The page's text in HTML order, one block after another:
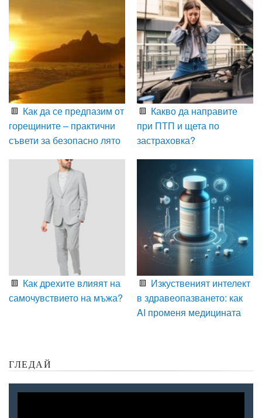
Как да се предпазим от
горещините – практични
съвети за безопасно лято
Какво да направите
при ПТП и щета по
застраховка?
Как дрехите влияят на
самочувствието на мъжа?
Изкуственият интелект
в здравеопазването: как
AI променя медицината
ГЛЕДАЙ